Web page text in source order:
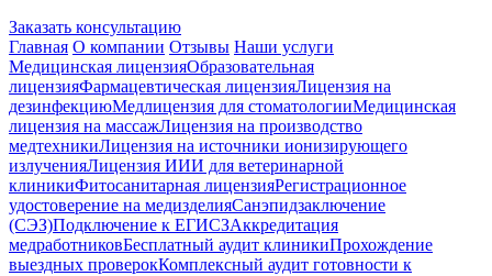
Заказать консультацию
Главная О компании Отзывы Наши услуги
Медицинская лицензияОбразовательная
лицензияФармацевтическая лицензияЛицензия на
дезинфекциюМедлицензия для стоматологииМедицинская
лицензия на массажЛицензия на производство
медтехникиЛицензия на источники ионизирующего
излученияЛицензия ИИИ для ветеринарной
клиникиФитосанитарная лицензияРегистрационное
удостоверение на медизделияСанэпидзаключение
(СЭЗ)Подключение к ЕГИСЗАккредитация
медработниковБесплатный аудит клиникиПрохождение
выездных проверокКомплексный аудит готовности к